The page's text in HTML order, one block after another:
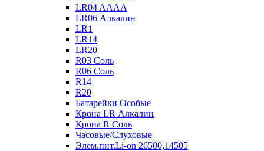
LR04 AAAA
LR06 Алкалин
LR1
LR14
LR20
R03 Соль
R06 Соль
R14
R20
Батарейки Особые
Крона LR Алкалин
Крона R Соль
Часовые/Слуховые
Элем.пит.Li-on 26500,14505